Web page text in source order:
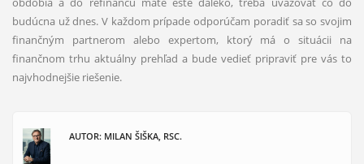
budúcna už dnes. V každom prípade odporúčam poradiť sa so svojim
finančným partnerom alebo expertom, ktorý má o situácii na
finančnom trhu aktuálny prehľad a bude vedieť pripraviť pre vás to
najvhodnejšie riešenie.
AUTOR: MILAN ŠIŠKA, RSC.